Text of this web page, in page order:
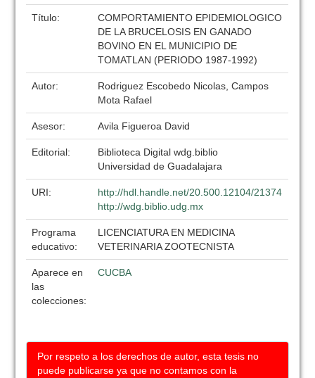
Título:
COMPORTAMIENTO EPIDEMIOLOGICO
DE LA BRUCELOSIS EN GANADO
BOVINO EN EL MUNICIPIO DE
TOMATLAN (PERIODO 1987-1992)
Autor:
Rodriguez Escobedo Nicolas, Campos
Mota Rafael
Asesor: Avila Figueroa David
Editorial:
Biblioteca Digital wdg.biblio
Universidad de Guadalajara
URI:
http://hdl.handle.net/20.500.12104/21374
http://wdg.biblio.udg.mx
Programa
educativo:
LICENCIATURA EN MEDICINA
VETERINARIA ZOOTECNISTA
Aparece en
las
colecciones:
CUCBA
Por respeto a los derechos de autor, esta tesis no
puede publicarse ya que no contamos con la